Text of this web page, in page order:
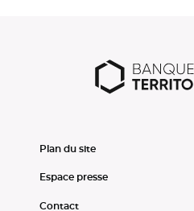
Plan du site
Espace presse
Contact